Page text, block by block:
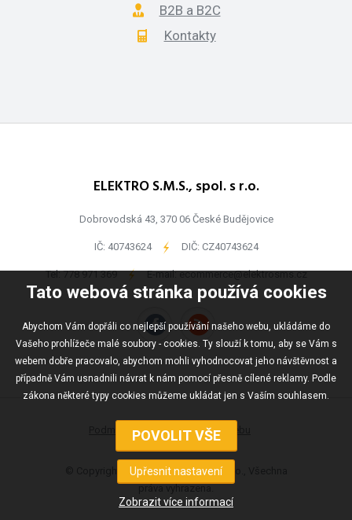
Tato webová stránka používá cookies
Abychom Vám dopřáli co nejlepší používání našeho webu, ukládáme do
Vašeho prohlížeče malé soubory - cookies. Ty slouží k tomu, aby se Vám s
webem dobře pracovalo, abychom mohli vyhodnocovat jeho návštěvnost a
případně Vám usnadnili návrat k nám pomocí přesně cílené reklamy. Podle
zákona některé typy cookies můžeme ukládat jen s Vaším souhlasem.
B2B a B2C
Kontakty
ELEKTRO S.M.S., spol. s r.o.
Dobrovodská 43, 370 06 České Budějovice
IČ: 40743624 - DIČ: CZ40743624
Tel:778 971 369 - E-mail:ecommerce@elektrosms.cz
Podmínky užívání Mapa webu
© Copyright ELEKTRO S.M.S., spol s r.o., Všechna